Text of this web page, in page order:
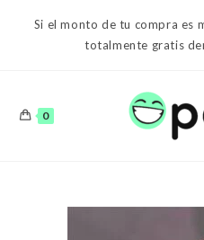
Si el monto de tu compra es
totalmente gratis
0